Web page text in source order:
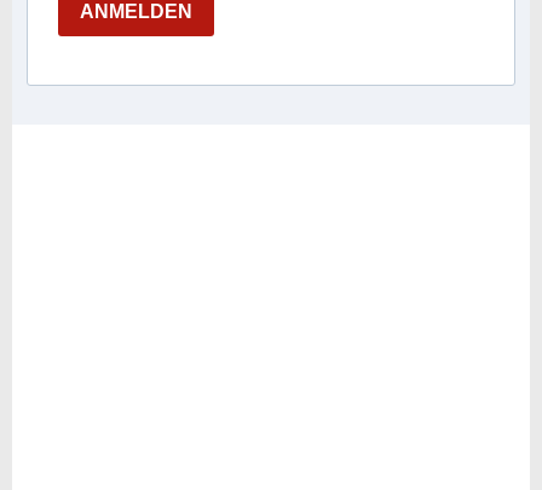
ANMELDEN